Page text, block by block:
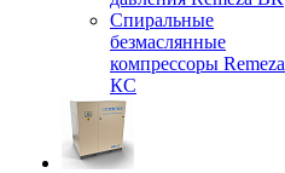
Спиральные
безмаслянные
компрессоры Remeza
КС